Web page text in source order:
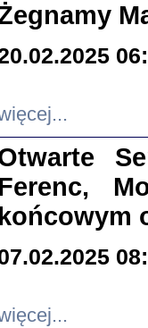
Ferenc,
końcowym